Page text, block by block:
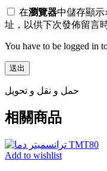
在瀏覽器中儲存顯示
址，以供下次發佈留言
You have to be logged in
حمل و نقل و تحویل
相關商品
Add to wishlist